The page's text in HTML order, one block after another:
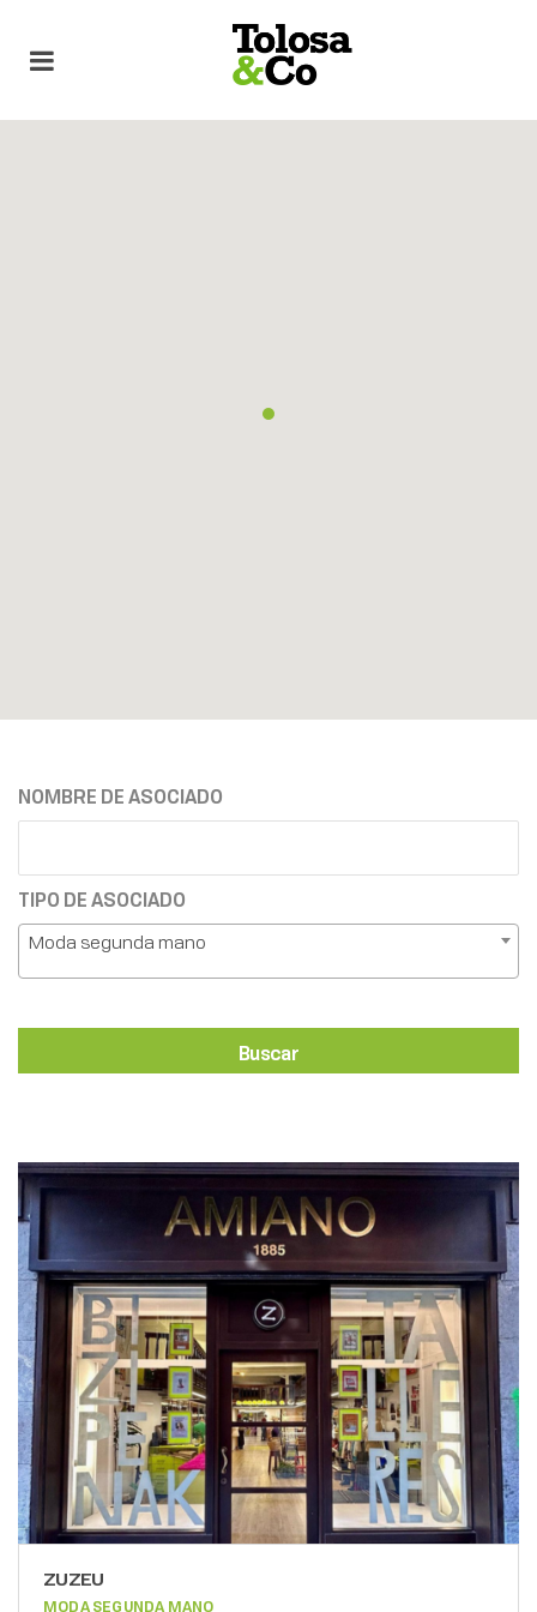
NOMBRE DE ASOCIADO
TIPO DE ASOCIADO
Moda segunda mano
Buscar
ZUZEU
MODA SEGUNDA MANO